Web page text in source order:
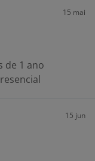
15 mai
de 1 ano
15 jun